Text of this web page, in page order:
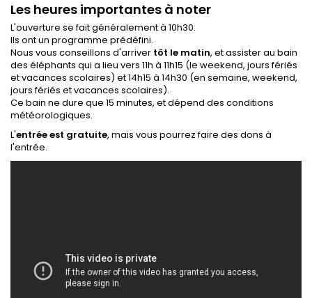
Les heures importantes à noter
L'ouverture se fait généralement à 10h30.
Ils ont un programme prédéfini.
Nous vous conseillons d'arriver tôt le matin, et assister au bain
des éléphants qui a lieu vers 11h à 11h15 (le weekend, jours fériés
et vacances scolaires) et 14h15 à 14h30 (en semaine, weekend,
jours fériés et vacances scolaires).
Ce bain ne dure que 15 minutes, et dépend des conditions
météorologiques.
L'entrée est gratuite, mais vous pourrez faire des dons à
l'entrée.